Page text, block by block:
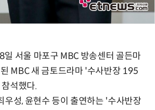
일 서울 마포구 MBC 방송센터 골든마
MBC 새 금토드라마 '수사반장 195
석했다.
우성, 윤현수 등이 출연하는 '수사반장